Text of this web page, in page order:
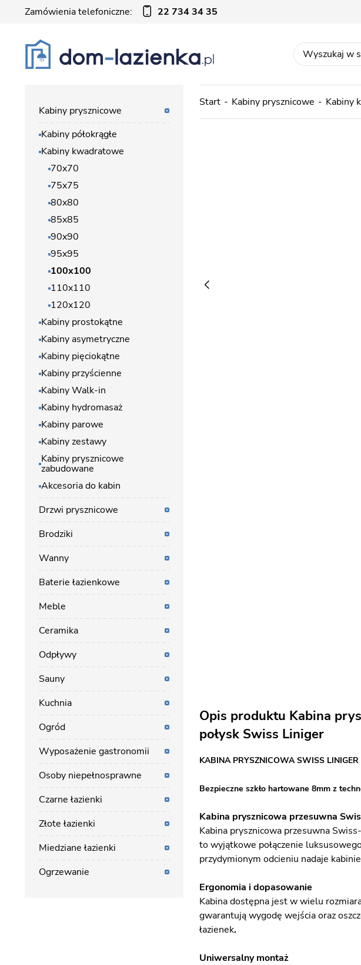
Zamówienia telefoniczne: 22 734 34 35
Start Kabiny prysznicowe Kabiny
Opis produktu Kabina
połysk Swiss Liniger
KABINA PRYSZNICOWA SWISS
Bezpieczne szkło hartowane 8mm z
Kabina prysznicowa przesuwna
Kabina prysznicowa przesuwna
to wyjątkowe połączenie
przydymionym odcieniu nadaje
Ergonomia i dopasowanie
Kabina dostępna jest w wielu
gwarantują wygodę wejścia oraz
łazienek.
Uniwersalny montaż
Kabiny prysznicowe
Kabiny półokrągłe
Kabiny kwadratowe
70x70
75x75
80x80
85x85
90x90
95x95
100x100
110x110
120x120
Kabiny prostokątne
Kabiny asymetryczne
Kabiny pięciokątne
Kabiny przyścienne
Kabiny Walk-in
Kabiny hydromasaż
Kabiny parowe
Kabiny zestawy
Kabiny prysznicowe
zabudowane
Akcesoria do kabin
Drzwi prysznicowe
Brodziki
Wanny
Baterie łazienkowe
Meble
Ceramika
Odpływy
Sauny
Kuchnia
Ogród
Wyposażenie gastronomii
Osoby niepełnosprawne
Czarne łazienki
Złote łazienki
Miedziane łazienki
Ogrzewanie